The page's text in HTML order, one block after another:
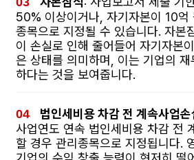
50% 이상이거나, 자기자본이 10억
종목으로 지정될 수 있습니다. 자본
이 손실로 인해 줄어들어 자기자본
은 상태를 의미하며, 이는 기업의
하다는 것을 보여줍니다.
법인세비용 차감 전 계속사업손
사업연도 연속 법인세비용 차감 전
할 경우 관리종목으로 지정됩니다.